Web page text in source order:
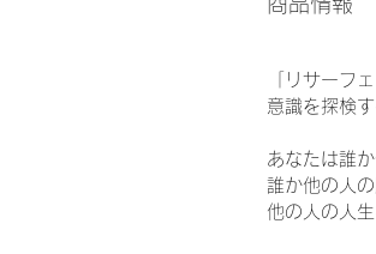
「リサーフ
意識を探検
あなたは誰
誰か他の人
他の人の人